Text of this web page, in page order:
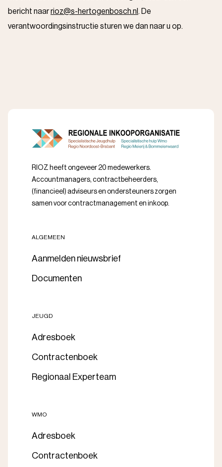
bericht naarrioz@s-hertogenbosch.nl . De
verantwoordingsinstructie sturen we dan naar u op.
RIOZ heeft ongeveer 20 medewerkers.
Accountmanagers, contractbeheerders,
(financieel) adviseurs en ondersteuners zorgen
samen voor contractmanagement en inkoop.
ALGEMEEN
Aanmelden nieuwsbrief
Documenten
JEUGD
Adresboek
Contractenboek
Regionaal Experteam
WMO
Adresboek
Contractenboek